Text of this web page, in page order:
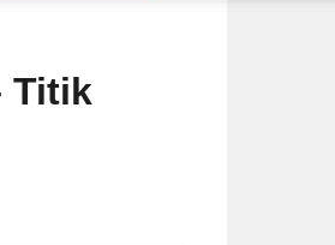
Titik